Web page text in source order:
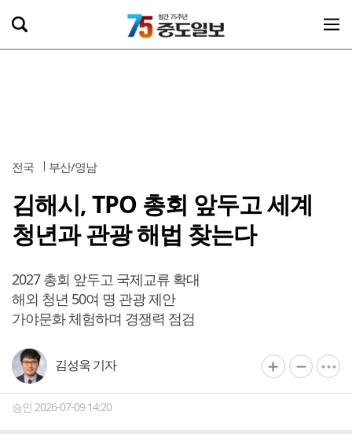
전국 부산/영남
김해시, TPO 총회 앞두고 세계
청년과 관광 해법 찾는다
2027 총회 앞두고 국제교류 확대
해외 청년 50여 명 관광 제안
가야문화 체험하며 경쟁력 점검
김성욱 기자
승인 2026-07-09 14:20